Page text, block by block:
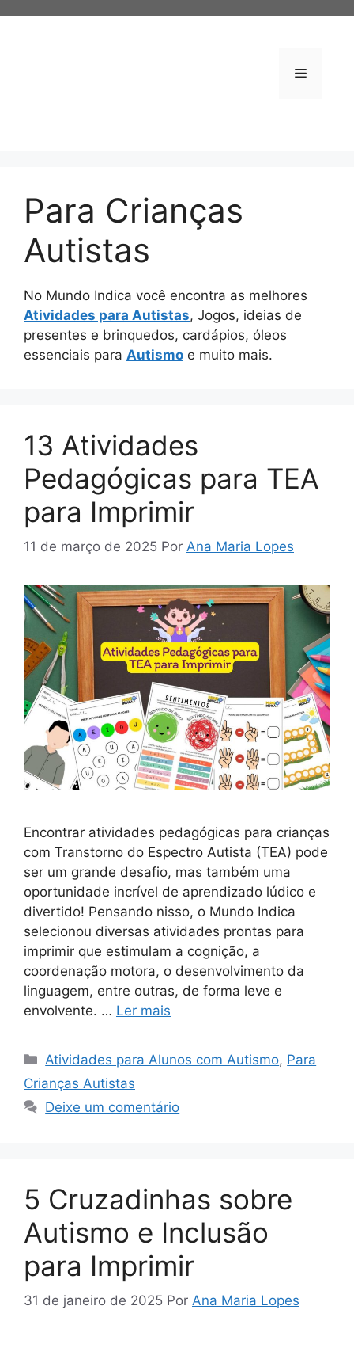
Menu
Para Crianças
Autistas
No Mundo Indica você encontra as melhores
Atividades para Autistas, Jogos, ideias de
presentes e brinquedos, cardápios, óleos
essenciais para Autismo e muito mais.
13 Atividades
Pedagógicas para TEA
para Imprimir
11 de março de 2025 Por Ana Maria Lopes
Encontrar atividades pedagógicas para crianças
com Transtorno do Espectro Autista (TEA) pode
ser um grande desafio, mas também uma
oportunidade incrível de aprendizado lúdico e
divertido! Pensando nisso, o Mundo Indica
selecionou diversas atividades prontas para
imprimir que estimulam a cognição, a
coordenação motora, o desenvolvimento da
linguagem, entre outras, de forma leve e
envolvente. … Ler mais
Categorias
Atividades para Alunos com Autismo, Para
Crianças Autistas
Deixe um comentário
5 Cruzadinhas sobre
Autismo e Inclusão
para Imprimir
31 de janeiro de 2025 Por Ana Maria Lopes